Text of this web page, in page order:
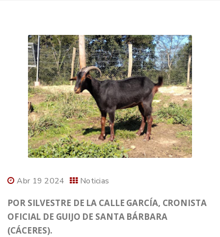
Abr 19 2024 Noticias
POR SILVESTRE DE LA CALLE GARCÍA, CRONISTA
OFICIAL DE GUIJO DE SANTA BÁRBARA
(CÁCERES).